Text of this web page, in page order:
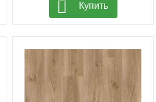
Купить